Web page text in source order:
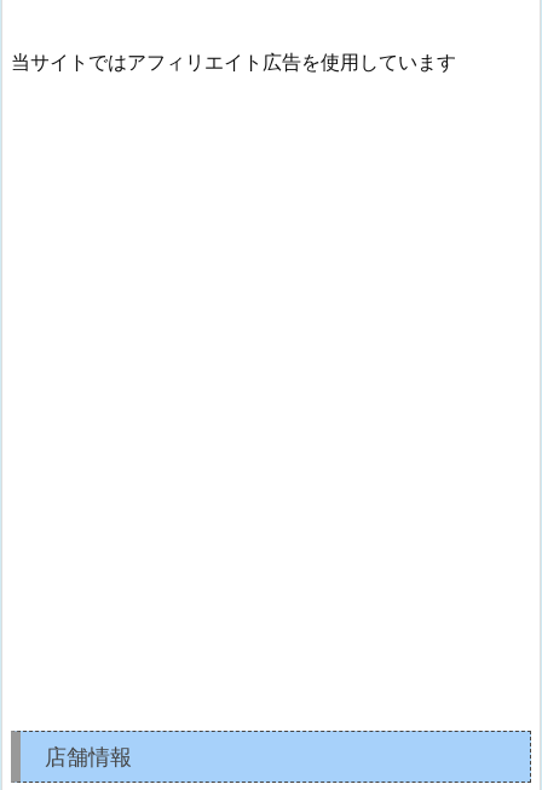
当サイトではアフィリエイト広告を使用しています
店舗情報